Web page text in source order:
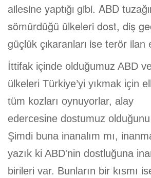
ailesine yaptığı gibi. ABD
sömürdüğü ülkeleri dost, diş
güçlük çıkaranları ise terör ilan
İttifak içinde olduğumuz ABD
ülkeleri Türkiye’yi yıkmak için
tüm kozları oynuyorlar, alay
edercesine dostumuz
Şimdi buna inanalım mı,
yazık ki ABD'nin dostluğuna
birileri var. Bunların bir kısmı